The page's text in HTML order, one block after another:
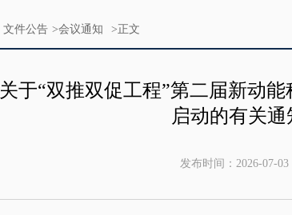
文件公告 >会议通知 >正文
关于“双推双促工程”第二届新动
启动的有关通
发布时间： 2026-07-03